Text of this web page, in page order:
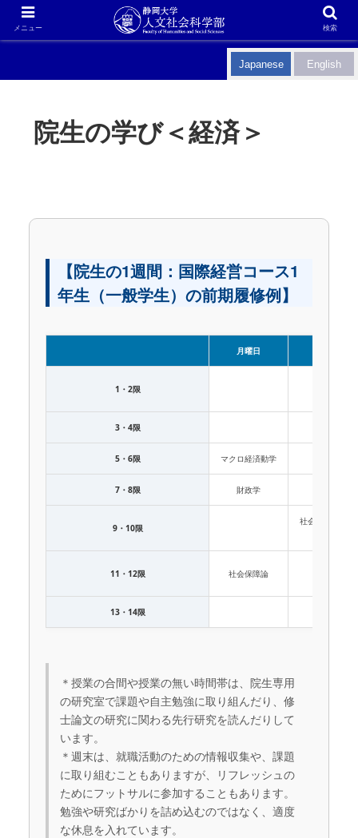
Japanese English
院生の学び＜経済＞
【院生の1週間：国際経営コース1
年生（一般学生）の前期履修例】
月曜日
1・2限
3・4限
5・6限 マクロ経済動学
7・8限 財政学
9・10限
社会的不平等論
11・12限 社会保障論
13・14限
＊授業の合間や授業の無い時間帯は、院生専用
の研究室で課題や自主勉強に取り組んだり、修
士論文の研究に関わる先行研究を読んだりして
います。
＊週末は、就職活動のための情報収集や、課題
に取り組むこともありますが、リフレッシュの
ためにフットサルに参加することもあります。
勉強や研究ばかりを詰め込むのではなく、適度
な休息を入れています。
メニュー 検索